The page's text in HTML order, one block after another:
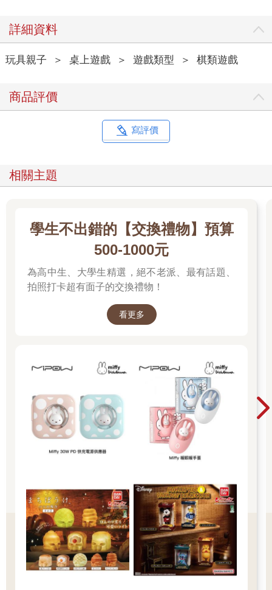
詳細資料
玩具親子 ＞ 桌上遊戲 ＞ 遊戲類型 ＞ 棋類遊戲
商品評價
寫評價
相關主題
學生不出錯的【交換禮物】預算
500-1000元
為高中生、大學生精選，絕不老派、最有話題、
拍照打卡超有面子的交換禮物！
看更多